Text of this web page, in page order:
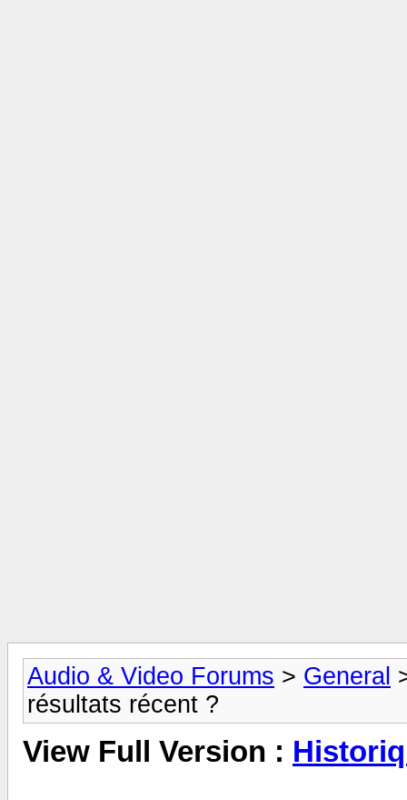
Audio & Video Forums > General
résultats récent ?
View Full Version :